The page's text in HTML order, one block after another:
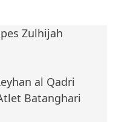
Zulhijah
al Qadri
Batanghari